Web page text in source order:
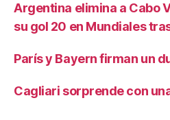
Argentina elimina a Cabo
su gol 20 en Mundiales
París y Bayern firman un
Cagliari sorprende con